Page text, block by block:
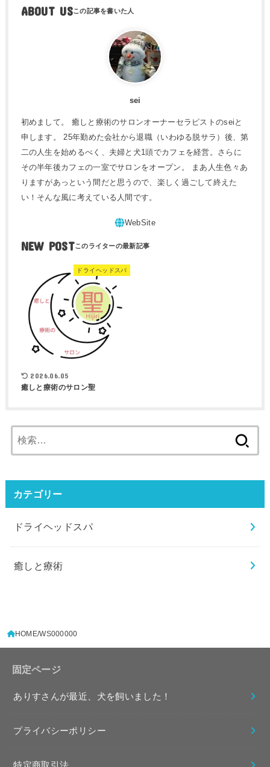
ABOUT US
sei
初めまして。 癒しと療術のサロンオーナーセラピストのseiと
申します。 25年勤めた会社から退職（いわゆる脱サラ）後、第
二の人生を始めるべく、夫婦と犬1頭でカフェを経営。さらに
その半年後カフェの一室でサロンをオープン。 まあ人生色々あ
りますがあっという間だと思うので、楽しく過ごして終えた
い！そんな風に考えている人間です。
NEW POST
ドライヘッドスパ
2026.06.05
癒しと療術のサロン聖
索:
カテゴリー
ドライヘッドスパ
癒しと療術
HOME WS000000
固定ページ
ありすさんが最近、犬を飼いました！
プライバシーポリシー